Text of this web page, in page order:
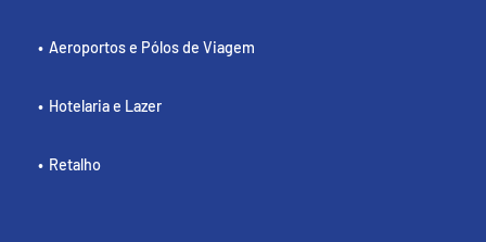
Aeroportos e Pólos de Viagem
Hotelaria e Lazer
Retalho